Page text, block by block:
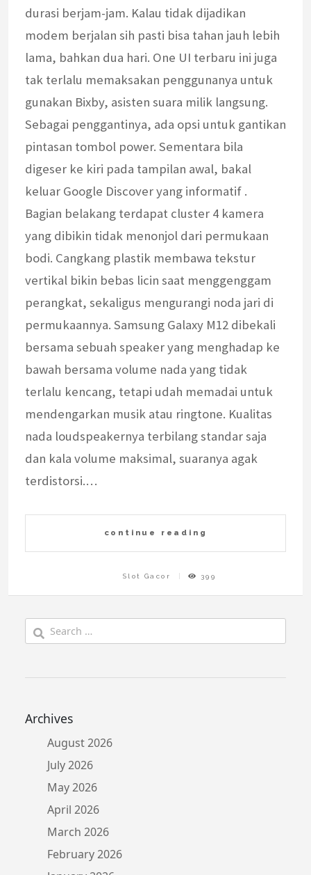
durasi berjam-jam. Kalau tidak dijadikan
modem berjalan sih pasti bisa tahan jauh lebih
lama, bahkan dua hari. One UI terbaru ini juga
tak terlalu memaksakan penggunanya untuk
gunakan Bixby, asisten suara milik langsung.
Sebagai penggantinya, ada opsi untuk gantikan
pintasan tombol power. Sementara bila
digeser ke kiri pada tampilan awal, bakal
keluar Google Discover yang informatif .
Bagian belakang terdapat cluster 4 kamera
yang dibikin tidak menonjol dari permukaan
bodi. Cangkang plastik membawa tekstur
vertikal bikin bebas licin saat menggenggam
perangkat, sekaligus mengurangi noda jari di
permukaannya. Samsung Galaxy M12 dibekali
bersama sebuah speaker yang menghadap ke
bawah bersama volume nada yang tidak
terlalu kencang, tetapi udah memadai untuk
mendengarkan musik atau ringtone. Kualitas
nada loudspeakernya terbilang standar saja
dan kala volume maksimal, suaranya agak
terdistorsi.…
continue reading
Slot Gacor 399
for:
Archives
August 2026
July 2026
May 2026
April 2026
March 2026
February 2026